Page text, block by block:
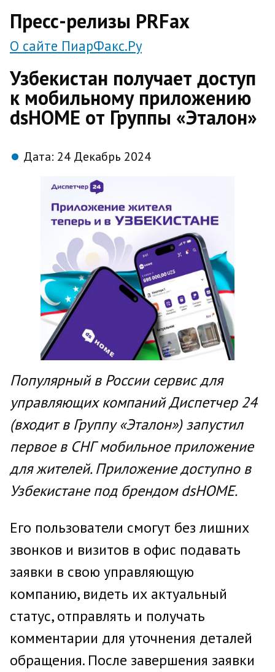
Пресс-релизы PRFax
О сайте ПиарФакс.Ру
Узбекистан получает доступ
к мобильному приложению
dsHOME от Группы «Эталон»
Дата: 24 Декабрь 2024
Популярный в России сервис для
управляющих компаний Диспетчер 24
(входит в Группу «Эталон») запустил
первое в СНГ мобильное приложение
для жителей. Приложение доступно в
Узбекистане под брендом dsHOME.
Его пользователи смогут без лишних
звонков и визитов в офис подавать
заявки в свою управляющую
компанию, видеть их актуальный
статус, отправлять и получать
комментарии для уточнения деталей
обращения. После завершения заявки